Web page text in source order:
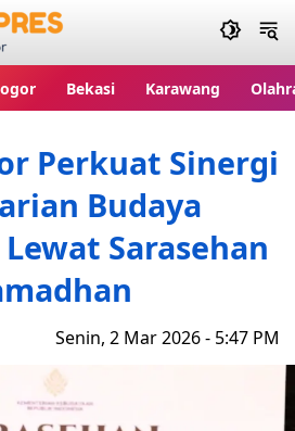
Bekasi Karawang
Perkuat Sinergi
Budaya
Sarasehan
Senin, 2 Mar 2026 - 5:47 PM